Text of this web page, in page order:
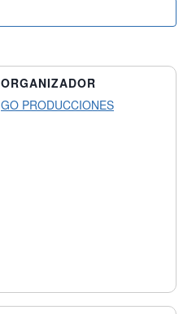
ORGANIZADOR
GO PRODUCCIONES